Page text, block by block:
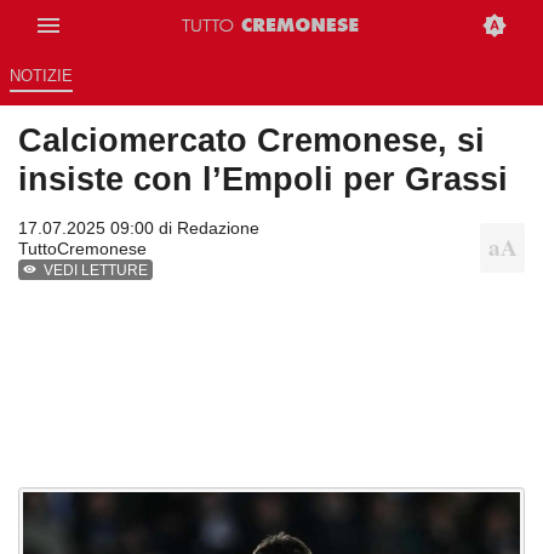
NOTIZIE
Calciomercato Cremonese, si
insiste con l’Empoli per Grassi
17.07.2025 09:00 di Redazione
TuttoCremonese
VEDI LETTURE